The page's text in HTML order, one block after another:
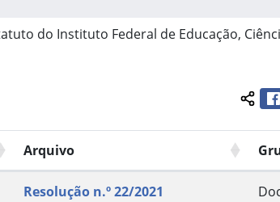
do Instituto Federal de Educação,
Arquivo
Resolução n.º 22/2021